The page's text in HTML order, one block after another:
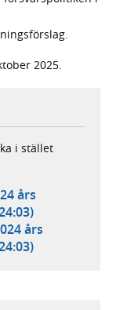
2025.
i stället
års
års